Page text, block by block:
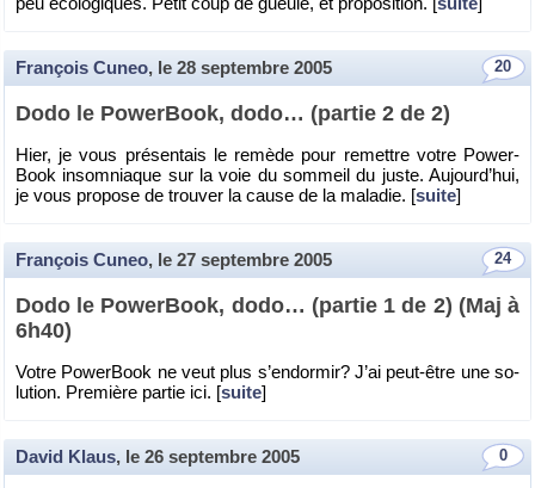
20
François Cuneo, le 28 septembre 2005
Dodo le Po­wer­Book, dodo… (par­tie 2 de 2)
Hier, je vous pré­sen­tais le re­mède pour re­mettre votre Po­wer­
Book in­som­niaque sur la voie du som­meil du juste. Au­jour­d’hui,
je vous pro­pose de trou­ver la cause de la ma­la­die. [suite]
24
François Cuneo, le 27 septembre 2005
Dodo le Po­wer­Book, dodo… (par­tie 1 de 2) (Maj à
6h40)
Votre Po­wer­Book ne veut plus s’en­dor­mir? J’ai peut-être une so­
lu­tion. Pre­mière par­tie ici. [suite]
0
David Klaus, le 26 septembre 2005